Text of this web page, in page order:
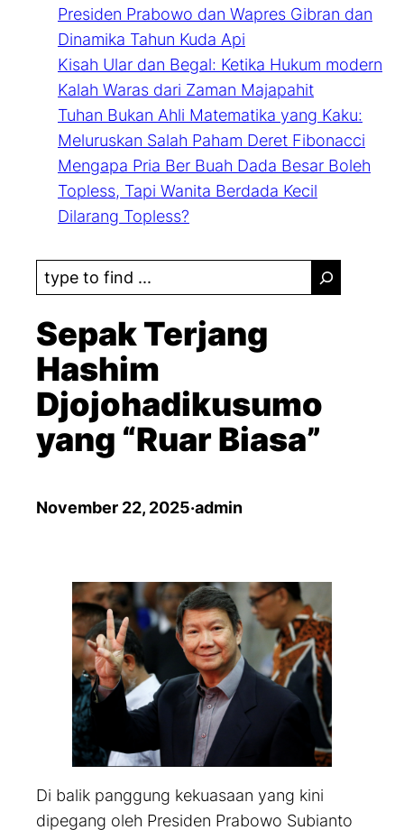
Presiden Prabowo dan Wapres Gibran dan
Dinamika Tahun Kuda Api
Kisah Ular dan Begal: Ketika Hukum modern
Kalah Waras dari Zaman Majapahit
Tuhan Bukan Ahli Matematika yang Kaku:
Meluruskan Salah Paham Deret Fibonacci
Mengapa Pria Ber Buah Dada Besar Boleh
Topless, Tapi Wanita Berdada Kecil
Dilarang Topless?
S
e
a
r
c
h
Sepak Terjang
Hashim
Djojohadikusumo
yang “Ruar Biasa”
November 22, 2025·admin
Di balik panggung kekuasaan yang kini
dipegang oleh Presiden Prabowo Subianto